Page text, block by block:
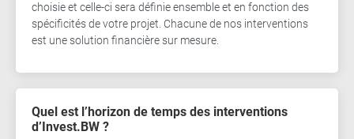
choisie et celle-ci sera définie ensemble et en fonction des
spécificités de votre projet. Chacune de nos interventions
est une solution financière sur mesure.
Quel est l’horizon de temps des interventions
d’Invest.BW ?